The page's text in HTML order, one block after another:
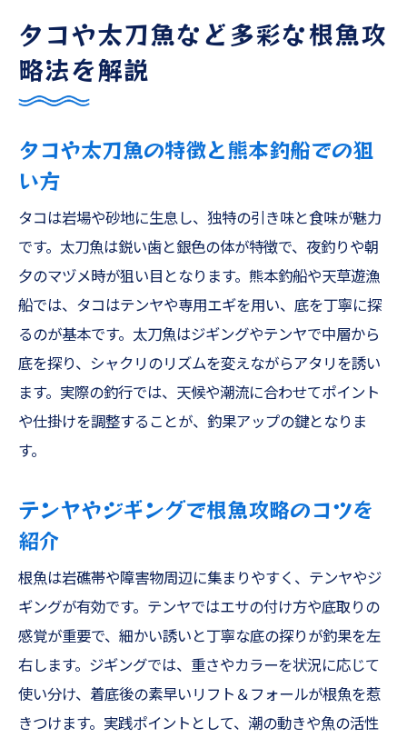
タコや太刀魚など多彩な根魚攻
略法を解説
タコや太刀魚の特徴と熊本釣船での狙
い方
タコは岩場や砂地に生息し、独特の引き味と食味が魅力
です。太刀魚は鋭い歯と銀色の体が特徴で、夜釣りや朝
夕のマヅメ時が狙い目となります。熊本釣船や天草遊漁
船では、タコはテンヤや専用エギを用い、底を丁寧に探
るのが基本です。太刀魚はジギングやテンヤで中層から
底を探り、シャクリのリズムを変えながらアタリを誘い
ます。実際の釣行では、天候や潮流に合わせてポイント
や仕掛けを調整することが、釣果アップの鍵となりま
す。
テンヤやジギングで根魚攻略のコツを
紹介
根魚は岩礁帯や障害物周辺に集まりやすく、テンヤやジ
ギングが有効です。テンヤではエサの付け方や底取りの
感覚が重要で、細かい誘いと丁寧な底の探りが釣果を左
右します。ジギングでは、重さやカラーを状況に応じて
使い分け、着底後の素早いリフト＆フォールが根魚を惹
きつけます。実践ポイントとして、潮の動きや魚の活性